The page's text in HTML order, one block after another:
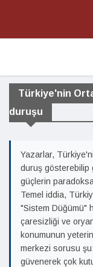
Türkiye'nin
duruşu
Yazarlar,
duruş gösterebilip
güçlerin
Temel iddia,
"Sistem Düğümü"
çaresizliği ve
konumunun
merkezi sorusu
güvenerek çok